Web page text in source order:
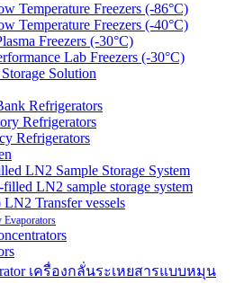
Temperature Freezers (-86°C)
Temperature Freezers (-40°C)
Freezers (-30°C)
Lab Freezers (-30°C)
Solution
Refrigerators
Refrigerators
Refrigerators
LN2 Sample Storage System
LN2 sample storage system
LN2 Transfer vessels
Evaporators
เครื่องกลั่นระเหยสารแบบหมุน